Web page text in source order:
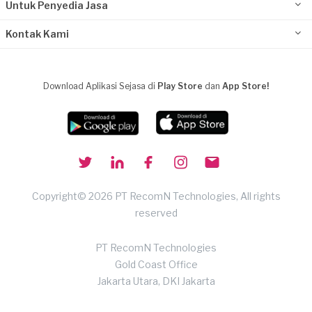
Untuk Penyedia Jasa
Kontak Kami
Download Aplikasi Sejasa di Play Store dan App Store!
Copyright© 2026 PT RecomN Technologies, All rights
reserved
PT RecomN Technologies
Gold Coast Office
Jakarta Utara, DKI Jakarta